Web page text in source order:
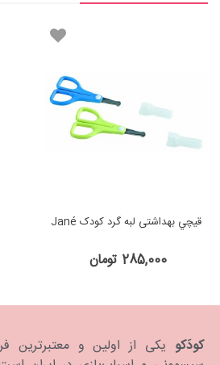
قيچي بهداشتی لبه گرد کودک Jané
285,000 تومان
کودَکو یکی از اولین و معتبرترین